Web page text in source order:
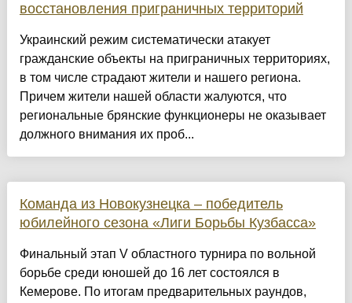
восстановления приграничных территорий
Украинский режим систематически атакует
гражданские объекты на приграничных территориях,
в том числе страдают жители и нашего региона.
Причем жители нашей области жалуются, что
региональные брянские функционеры не оказывает
должного внимания их проб...
Команда из Новокузнецка – победитель
юбилейного сезона «Лиги Борьбы Кузбасса»
Финальный этап V областного турнира по вольной
борьбе среди юношей до 16 лет состоялся в
Кемерове. По итогам предварительных раундов,